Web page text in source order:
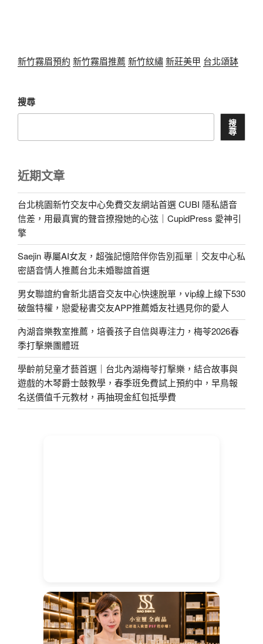
新竹霧眉預約 新竹霧眉推薦 新竹紋繡新莊美甲 台北頌缽
搜尋
搜
尋
近期文章
台北桃園新竹交友中心免費交友網站首選 CUBI 隱私語音
信差，用最真實的聲音撩撥她的心弦｜CupidPress 愛神引
擎
Saejin 專屬AI女友，超強記憶陪伴你告別孤單｜交友中心私
密語音情人推薦台北未婚聯誼首選
男女聯誼約會新北語音交友中心快速脫單，vip線上線下530
破盤特權，戀愛秘書交友APP推薦婚友社遇見你的愛人
內湖音樂教室推薦，培養孩子自信與專注力，梅苓2026春
季打擊樂團體班
學齡前兒童才藝首選｜台北內湖梅苓打擊樂，結合故事與
遊戲的木琴爵士鼓教學，春季班免費試上預約中，早鳥報
名送價值千元教材，再抽現金紅包抵學費